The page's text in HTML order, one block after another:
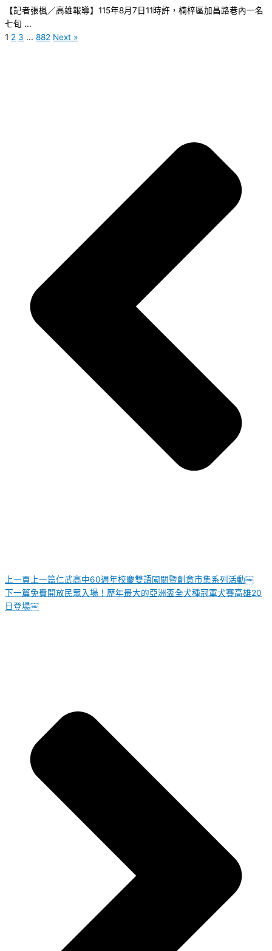
【記者張楓／高雄報導】115年8月7日11時許，楠梓區加昌路巷內一名
七旬 ...
1 2 3 ... 882 Next »
上一頁 上一篇仁武高中60週年校慶雙語闖關暨創意市集系列活動￼
下一篇免費開放民眾入場！歷年最大的亞洲盃全犬種冠軍犬賽高雄20
日登場￼